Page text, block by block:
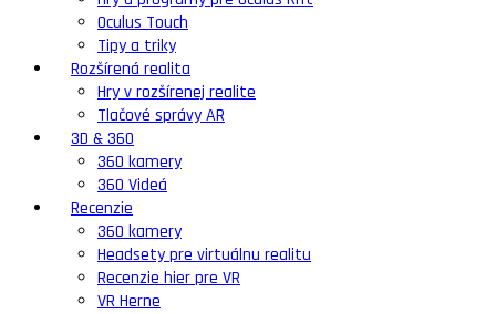
Oculus Touch
Tipy a triky
Rozšírená realita
Hry v rozšírenej realite
Tlačové správy AR
3D & 360
360 kamery
360 Videá
Recenzie
360 kamery
Headsety pre virtuálnu realitu
Recenzie hier pre VR
VR Herne